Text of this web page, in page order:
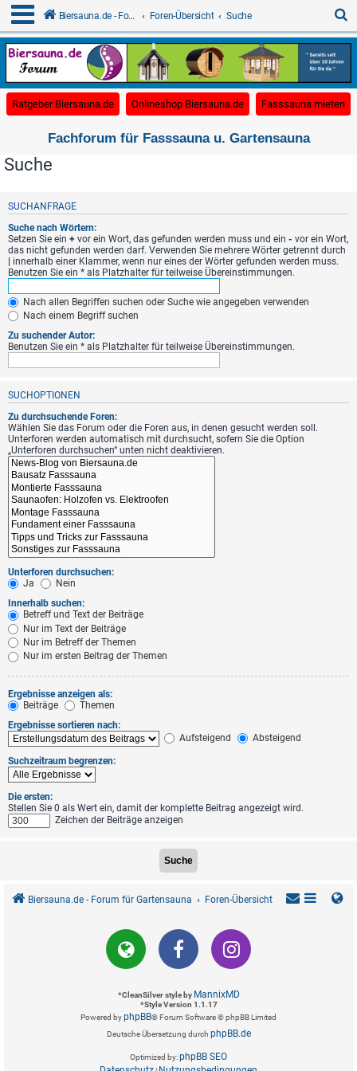
Biersauna.de - Forum für Gartensauna Foren-Übersicht Suche
u
Ratgeber Biersauna.de(Opens a new tab)
Onlineshop Biersauna.de(Opens a new tab)
Fasssauna mieten
Fachforum für Fasssauna u. Gartensauna
Suche
SUCHANFRAGE
Suche nach Wörtern:
Setzen Sie ein + vor ein Wort, das gefunden werden muss und ein - vor ein Wort,
das nicht gefunden werden darf. Verwenden Sie mehrere Wörter getrennt durch
| innerhalb einer Klammer, wenn nur eines der Wörter gefunden werden muss.
Benutzen Sie ein * als Platzhalter für teilweise Übereinstimmungen.
Nach allen Begriffen suchen oder Suche wie angegeben verwenden
Nach einem Begriff suchen
Zu suchender Autor:
Benutzen Sie ein * als Platzhalter für teilweise Übereinstimmungen.
SUCHOPTIONEN
Zu durchsuchende Foren:
Wählen Sie das Forum oder die Foren aus, in denen gesucht werden soll.
Unterforen werden automatisch mit durchsucht, sofern Sie die Option
„Unterforen durchsuchen“ unten nicht deaktivieren.
Unterforen durchsuchen:
Ja
Nein
Innerhalb suchen:
Betreff und Text der Beiträge
Nur im Text der Beiträge
Nur im Betreff der Themen
Nur im ersten Beitrag der Themen
Ergebnisse anzeigen als:
Beiträge
Themen
Ergebnisse sortieren nach:
Aufsteigend
Absteigend
Suchzeitraum begrenzen:
Die ersten:
Stellen Sie 0 als Wert ein, damit der komplette Beitrag angezeigt wird.
Zeichen der Beiträge anzeigen
Biersauna.de - Forum für Gartensauna Foren-Übersicht
*CleanSilver style by MannixMD
*Style Version 1.1.17
Powered byphpBB® Forum Software © phpBB Limited
Deutsche Übersetzung durch phpBB.de
Optimized by:phpBB SEO